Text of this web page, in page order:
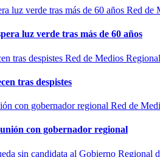
Red de
luz verde tras más de 60 años
Red de Medios
tras despistes
Red de
con gobernador regional